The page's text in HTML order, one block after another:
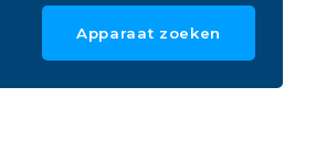
Apparaat zoeken